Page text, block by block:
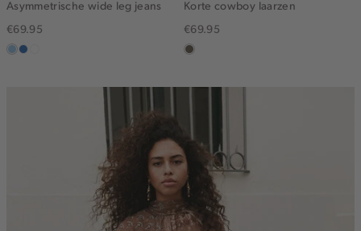
Asymmetrische wide leg jeans
€69.95
blauw,blauw,
Korte cowboy laarzen
€69.95
middenbruin